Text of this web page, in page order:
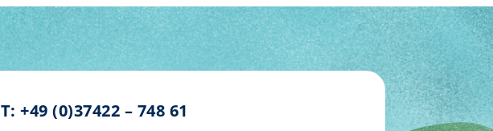
T: +49 (0)37422 – 748 61